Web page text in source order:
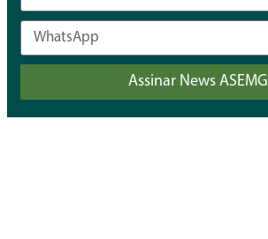
Assinar News ASEMG